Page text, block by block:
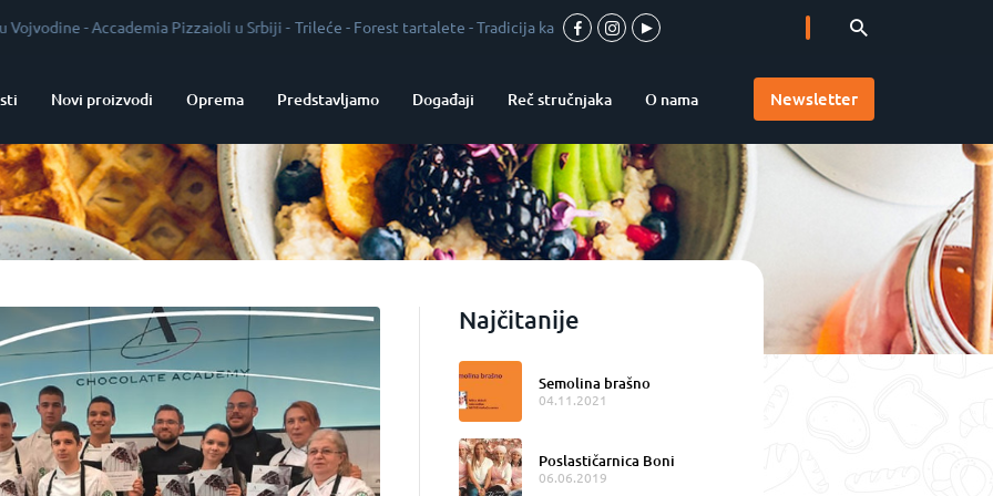
-Accademia Pizzaioli u Srbiji- Trileće-Forest tartalete- Tradicija kao garant kvaliteta -Vrhunska pica u srcu Vojvodine Accademia Pizzaioli
Novi proizvodi Oprema Predstavljamo Događaji Reč stručnjaka O nama Newsletter
Najčitanije
Semolina brašno
04.11.2021
Poslastičarnica Boni
06.06.2019